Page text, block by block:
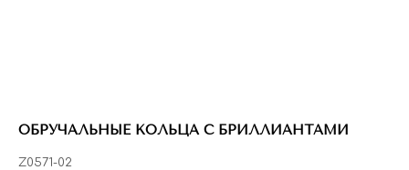
ОБРУЧАЛЬНЫЕ КОЛЬЦА С БРИЛЛИАНТАМИ
Z0571-02